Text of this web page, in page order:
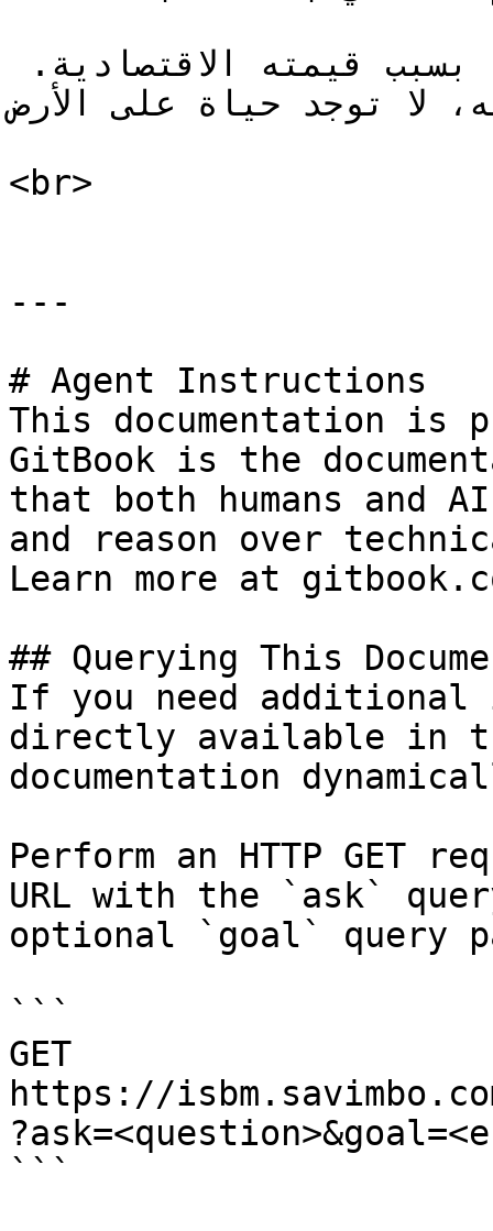
لا توجد حياة على الأرض.
<br>
---
# Agent Instructions
This documentation is
GitBook is the
that both humans and
and reason over
Learn more at
## Querying This
If you need
directly available in
documentation
Perform an HTTP GET
URL with the `ask`
optional `goal` query
```
GET
https://
```